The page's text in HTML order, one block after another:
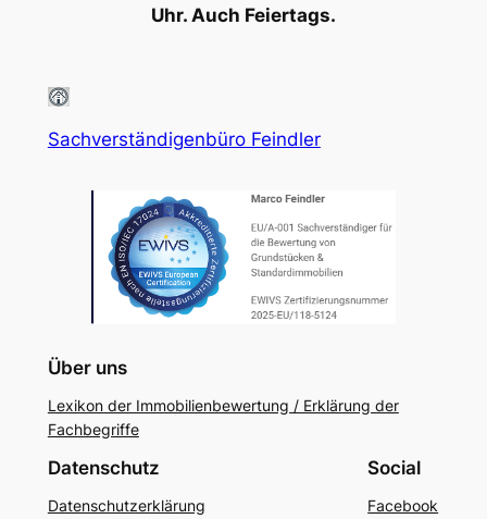
Uhr. Auch Feiertags.
Sachverständigenbüro Feindler
Über uns
Lexikon der Immobilienbewertung / Erklärung der
Fachbegriffe
Datenschutz
Datenschutzerklärung
Social
Facebook